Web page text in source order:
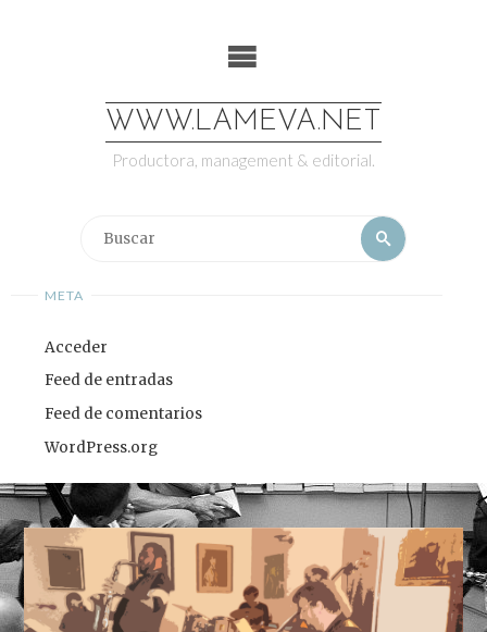
WWW.LAMEVA.NET
Productora, management & editorial.
Buscar
META
Acceder
Feed de entradas
Feed de comentarios
WordPress.org